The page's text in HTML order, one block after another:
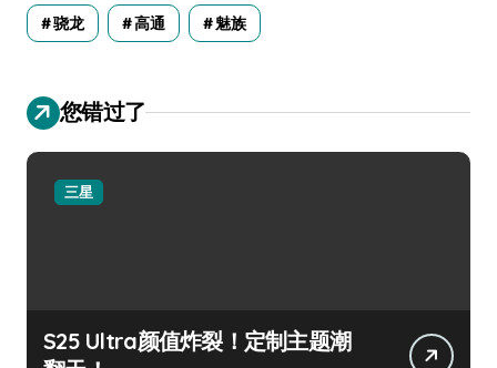
骁龙 高通 魅族
您错过了
三星
S25 Ultra颜值炸裂！定制主题潮